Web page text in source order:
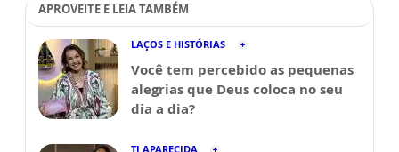
APROVEITE E LEIA TAMBÉM
LAÇOS E HISTÓRIAS
Você tem percebido as pequenas
alegrias que Deus coloca no seu
dia a dia?
TJ APARECIDA